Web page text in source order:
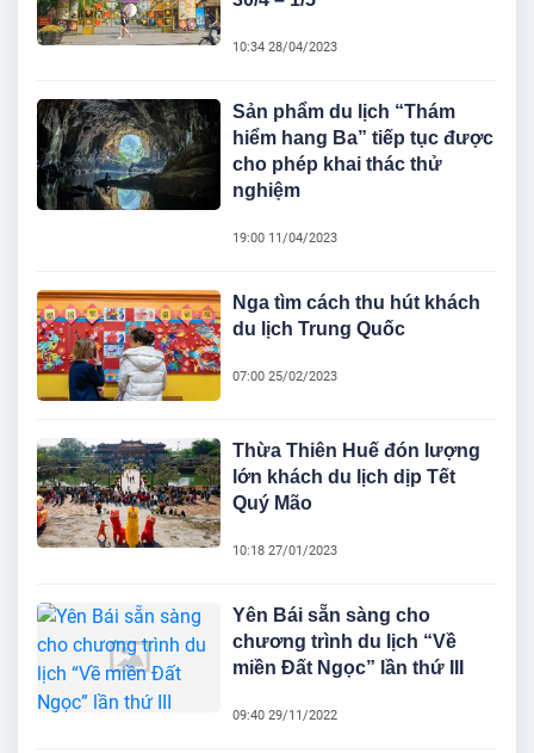
10:34 28/04/2023
Sản phẩm du lịch “Thám
hiểm hang Ba” tiếp tục được
cho phép khai thác thử
nghiệm
19:00 11/04/2023
Nga tìm cách thu hút khách
du lịch Trung Quốc
07:00 25/02/2023
Thừa Thiên Huế đón lượng
lớn khách du lịch dịp Tết
Quý Mão
10:18 27/01/2023
Yên Bái sẵn sàng cho
chương trình du lịch “Về
miền Đất Ngọc” lần thứ III
09:40 29/11/2022